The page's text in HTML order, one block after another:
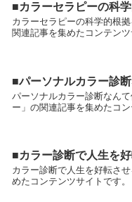
■カラーセラピーの科
カラーセラピーの科学的根
関連記事を集めたコンテン
■パーソナルカラー診
パーソナルカラー診断なん
ー」の関連記事を集めたコ
■カラー診断で人生を
カラー診断で人生を好転さ
めたコンテンツサイトです。